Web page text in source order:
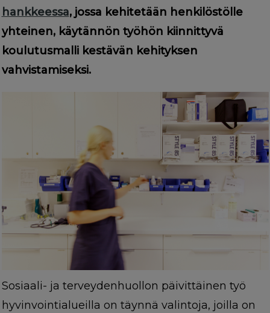
hankkeessa, jossa kehitetään henkilöstölle
yhteinen, käytännön työhön kiinnittyvä
koulutusmalli kestävän kehityksen
vahvistamiseksi.
Sosiaali- ja terveydenhuollon päivittäinen työ
hyvinvointialueilla on täynnä valintoja, joilla on